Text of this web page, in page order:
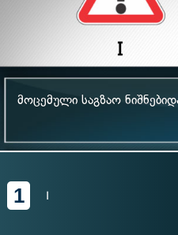
მოცემული საგზაო
1 I